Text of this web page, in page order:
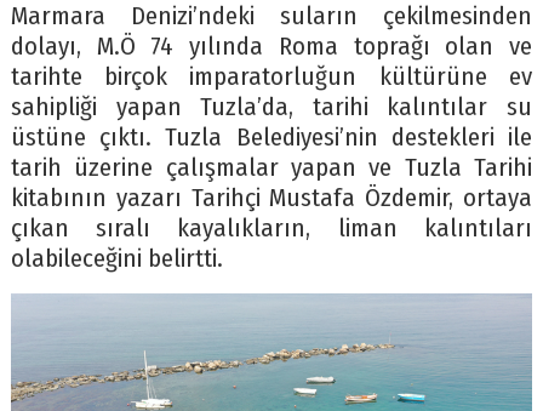
Marmara Denizi’ndeki suların çekilmesinden
dolayı, M.Ö 74 yılında Roma toprağı olan ve
tarihte birçok imparatorluğun kültürüne ev
sahipliği yapan Tuzla’da, tarihi kalıntılar su
üstüne çıktı. Tuzla Belediyesi’nin destekleri ile
tarih üzerine çalışmalar yapan ve Tuzla Tarihi
kitabının yazarı Tarihçi Mustafa Özdemir, ortaya
çıkan sıralı kayalıkların, liman kalıntıları
olabileceğini belirtti.